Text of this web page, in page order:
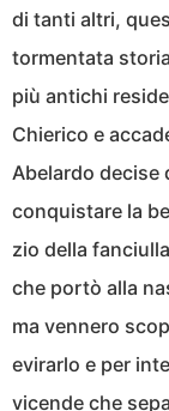
di tanti altri,
tormentata
più antichi
Chierico e
Abelardo decise
conquistare la
zio della
che portò alla
ma vennero
evirarlo e per
vicende che